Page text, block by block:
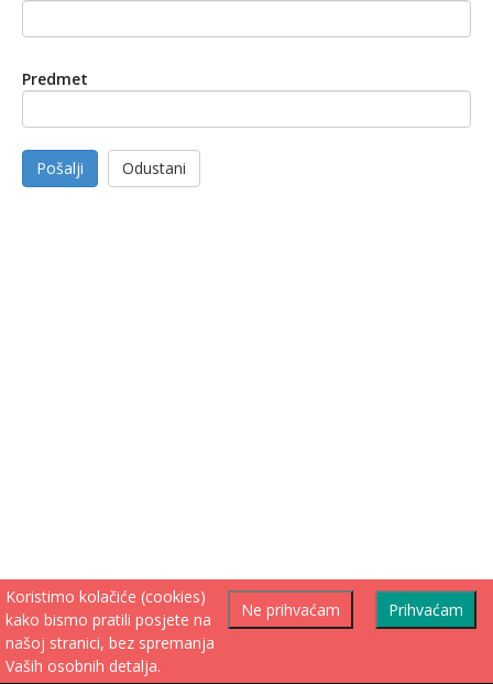
Predmet
Pošalji Odustani
Prihvaćam
Ne prihvaćam
Koristimo kolačiće (cookies)
kako bismo pratili posjete na
našoj stranici, bez spremanja
Vaših osobnih detalja.